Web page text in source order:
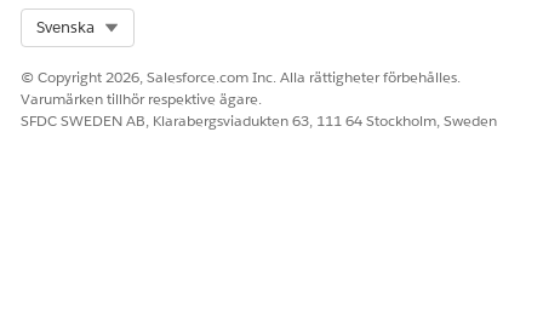
Berätta för oss vad vi kan förbättra!
Svenska
© Copyright 2026, Salesforce.com Inc. Alla rättigheter förbehålles.
Varumärken tillhör respektive ägare.
SFDC SWEDEN AB, Klarabergsviadukten 63, 111 64 Stockholm, Sweden